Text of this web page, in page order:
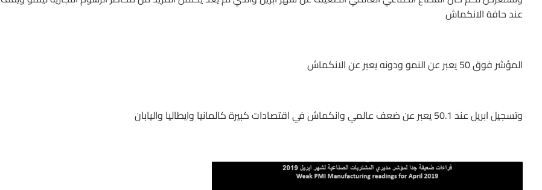
عند حافة الانكماش
المؤشر فوق 50 يعبر عن النمو ودونه يعبر عن الانكماش
وتسجيل ابريل عند 50.1 يعبر عن ضعف عالمي وانكماش في اقتصادات كبيرة كالمانيا وايطاليا واليابان